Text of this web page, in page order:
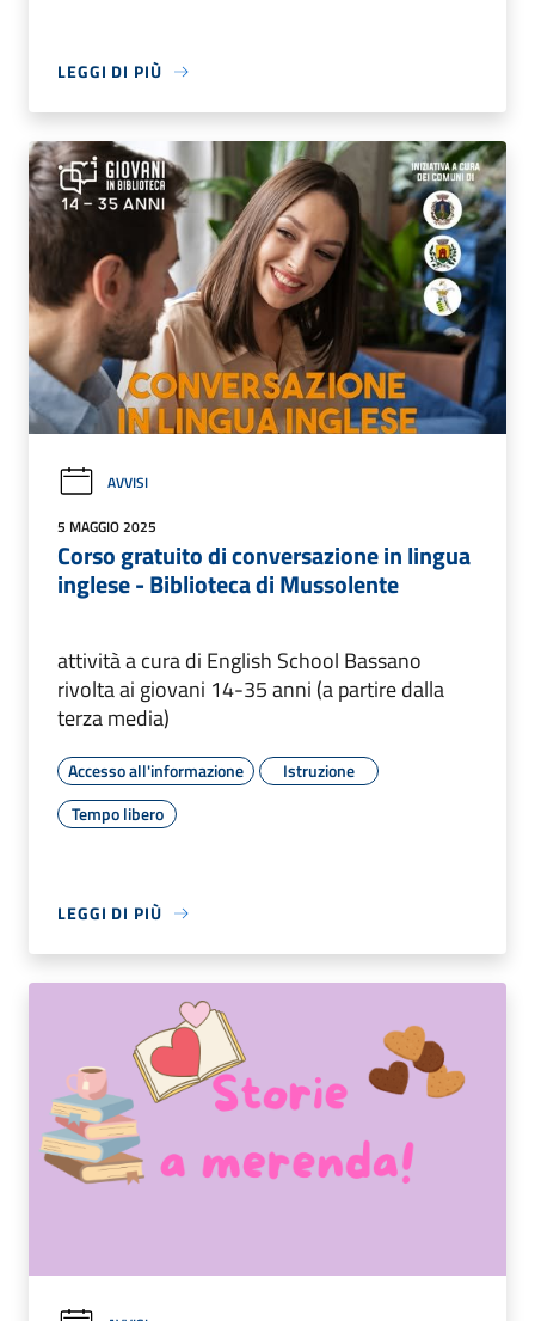
LEGGI DI PIÙ
AVVISI
5 MAGGIO 2025
Corso gratuito di conversazione in lingua
inglese - Biblioteca di Mussolente
attività a cura di English School Bassano
rivolta ai giovani 14-35 anni (a partire dalla
terza media)
Accesso all'informazione
Istruzione
Tempo libero
LEGGI DI PIÙ